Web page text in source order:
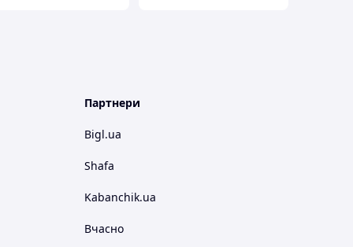
Партнери
Bigl.ua
Shafa
Kabanchik.ua
Вчасно